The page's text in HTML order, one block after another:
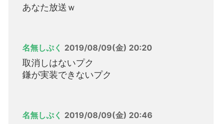
あなた放送ｗ
名無しぷく 2019/08/09(金) 20:20
取消しはないプク
鎌が実装できないプク
名無しぷく 2019/08/09(金) 20:46